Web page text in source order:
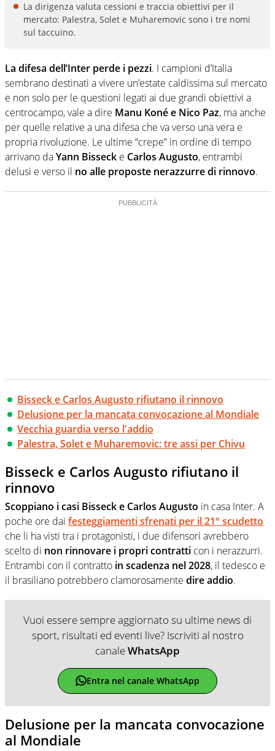
La dirigenza valuta cessioni e traccia obiettivi per il
mercato: Palestra, Solet e Muharemovic sono i tre nomi
sul taccuino.
La difesa dell’Inter perde i pezzi. I campioni d’Italia
sembrano destinati a vivere un’estate caldissima sul mercato
e non solo per le questioni legati ai due grandi obiettivi a
centrocampo, vale a dire Manu Koné e Nico Paz, ma anche
per quelle relative a una difesa che va verso una vera e
propria rivoluzione. Le ultime “crepe” in ordine di tempo
arrivano daYann Bisseck e Carlos Augusto, entrambi
delusi e verso il no alle proposte nerazzurre di rinnovo.
Bisseck e Carlos Augusto rifiutano il rinnovo
Delusione per la mancata convocazione al Mondiale
Vecchia guardia verso l'addio
Palestra, Solet e Muharemovic: tre assi per Chivu
Bisseck e Carlos Augusto rifiutano il
rinnovo
Scoppiano i casi Bisseck e Carlos Augusto in casa Inter. A
poche ore dai festeggiamenti sfrenati per il 21° scudetto
che li ha visti tra i protagonisti, i due difensori avrebbero
scelto di non rinnovare i propri contratti con i nerazzurri.
Entrambi con il contratto in scadenza nel 2028, il tedesco e
il brasiliano potrebbero clamorosamente dire addio.
Vuoi essere sempre aggiornato su ultime news di
sport, risultati ed eventi live? Iscriviti al nostro
canaleWhatsApp
Entra nel canale WhatsApp
Delusione per la mancata convocazione
al Mondiale